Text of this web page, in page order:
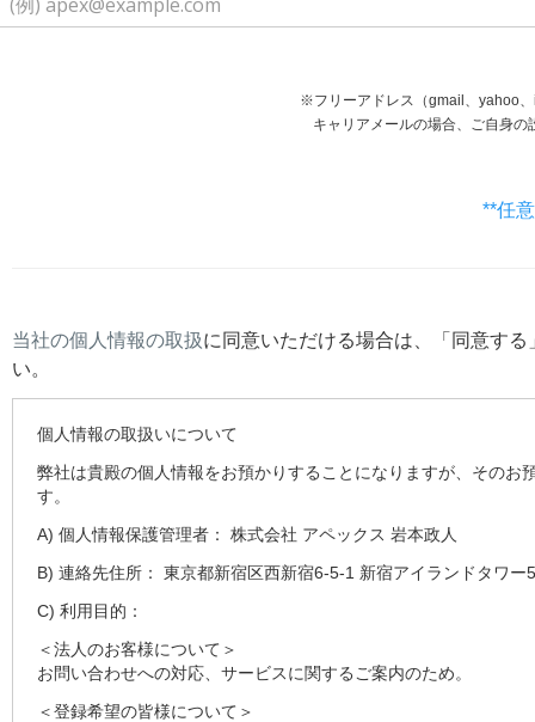
※フリーアドレス（gmail、yahoo
ャリアメールの場合、ご自身の設定等で受信で
**任
当社の個人情報の取扱に同意いただける場合は、「同意す
い。
個人情報の取扱いについて
弊社は貴殿の個人情報をお預かりすることになりますが、その
す。
A) 個人情報保護管理者： 株式会社 アペックス 岩本政人
B) 連絡先住所： 東京都新宿区西新宿6-5-1 新宿アイランドタワー
C) 利用目的：
＜法人のお客様について＞
お問い合わせへの対応、サービスに関するご案内のため。
＜登録希望の皆様について＞